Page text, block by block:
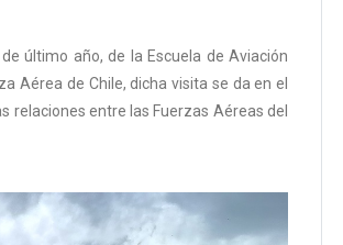
último año, de la Escuela de Aviación
Aérea de Chile, dicha visita se da en el
relaciones entre las Fuerzas Aéreas del